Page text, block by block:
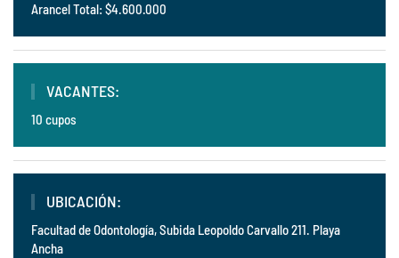
Arancel Total: $4.600.000
VACANTES:
10 cupos
UBICACIÓN:
Facultad de Odontología, Subida Leopoldo Carvallo 211. Playa
Ancha